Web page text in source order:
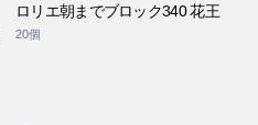
ロリエ朝までブロック340 花王
20個